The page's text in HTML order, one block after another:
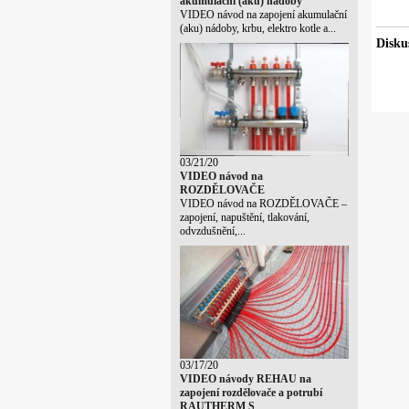
VIDEO návod na zapojení akumulační
(aku) nádoby, krbu, elektro kotle a...
03/21/20
VIDEO návod na
ROZDĚLOVAČE
VIDEO návod na ROZDĚLOVAČE –
zapojení, napuštění, tlakování,
odvzdušnění,...
03/17/20
VIDEO návody REHAU na
zapojení rozdělovače a potrubí
RAUTHERM S